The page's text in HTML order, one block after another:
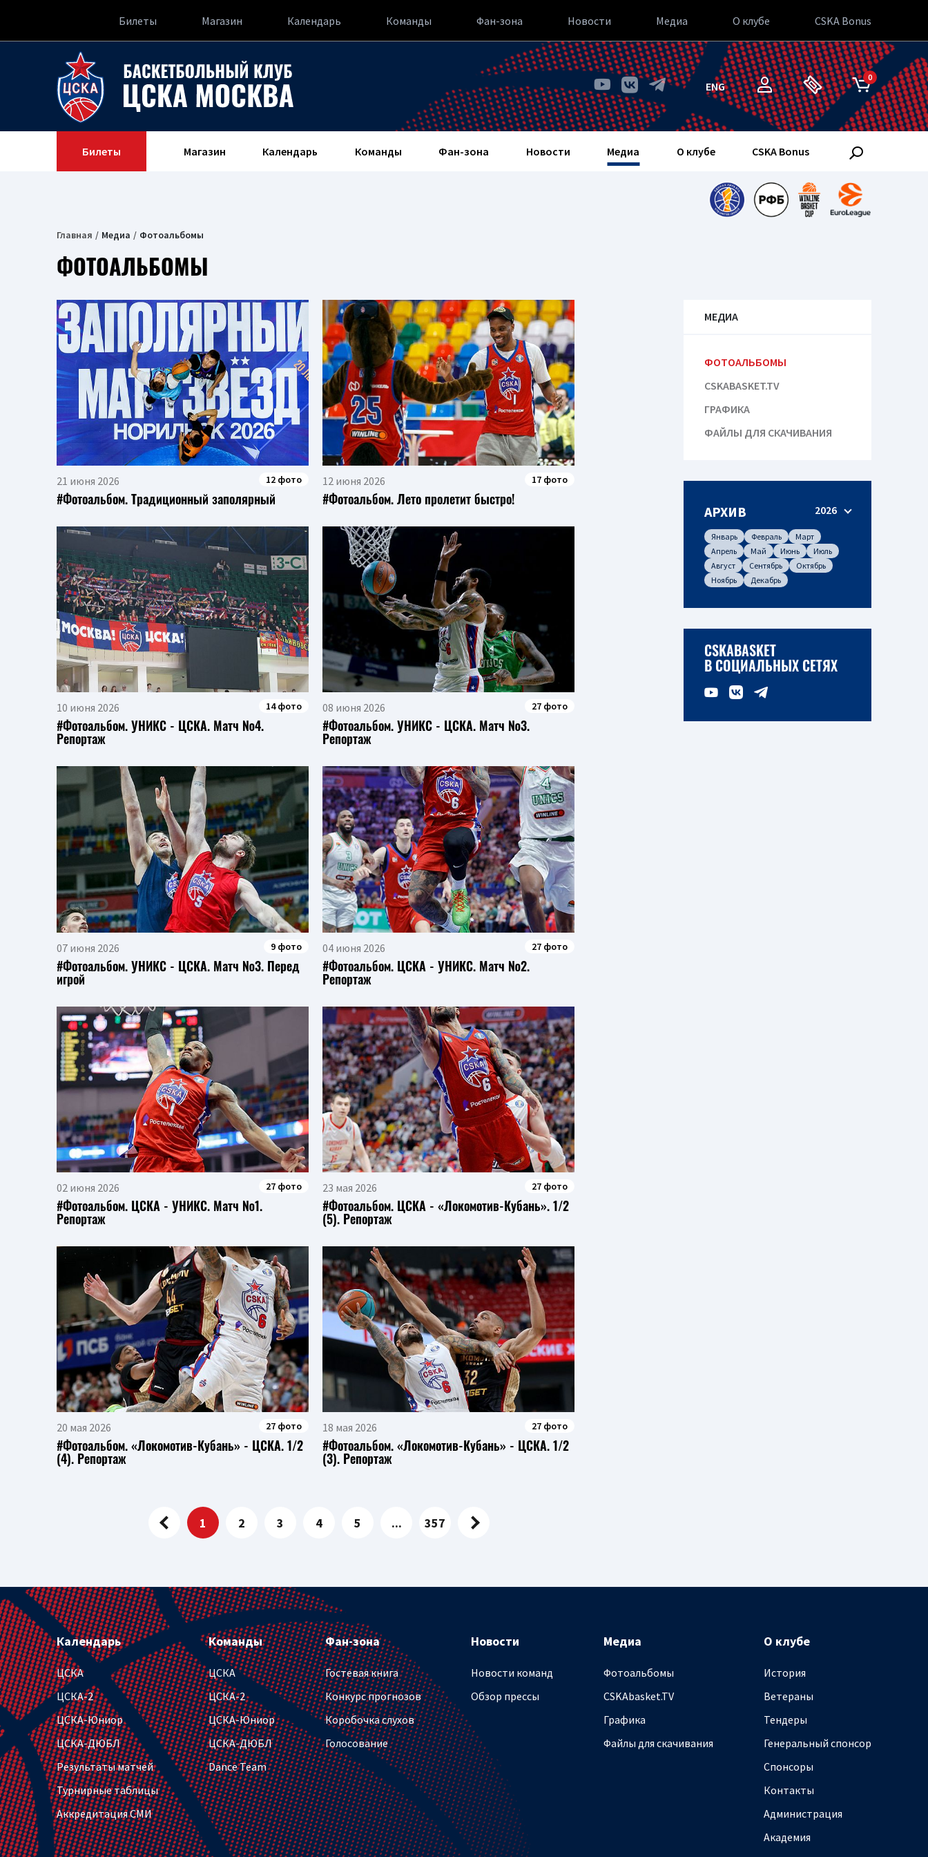
Билеты Магазин Календарь Команды Фан-зона Новости Медиа О клубе CSKA Bonus
ENG
0
Билеты Магазин Календарь Команды Фан-зона Новости Медиа О клубе CSKA Bonus
Главная Медиа Фотоальбомы
ФОТОАЛЬБОМЫ
21 июня 2026 12 фото
#Фотоальбом. Традиционный заполярный
12 июня 2026 17 фото
#Фотоальбом. Лето пролетит быстро!
10 июня 2026 14 фото
#Фотоальбом. УНИКС - ЦСКА. Матч №4.
Репортаж
08 июня 2026 27 фото
#Фотоальбом. УНИКС - ЦСКА. Матч №3.
Репортаж
07 июня 2026 9 фото
#Фотоальбом. УНИКС - ЦСКА. Матч №3. Перед
игрой
04 июня 2026 27 фото
#Фотоальбом. ЦСКА - УНИКС. Матч №2.
Репортаж
02 июня 2026 27 фото
#Фотоальбом. ЦСКА - УНИКС. Матч №1.
Репортаж
23 мая 2026 27 фото
#Фотоальбом. ЦСКА - «Локомотив-Кубань». 1/2
(5). Репортаж
20 мая 2026 27 фото
#Фотоальбом. «Локомотив-Кубань» - ЦСКА. 1/2
(4). Репортаж
18 мая 2026 27 фото
#Фотоальбом. «Локомотив-Кубань» - ЦСКА. 1/2
(3). Репортаж
1 2 3 4 5 ... 357
МЕДИА
ФОТОАЛЬБОМЫ
CSKABASKET.TV
ГРАФИКА
ФАЙЛЫ ДЛЯ СКАЧИВАНИЯ
АРХИВ 2026
Январь Февраль
Март
Апрель
Май Июнь
Июль
Август
Сентябрь
Октябрь
Ноябрь
Декабрь
CSKABASKET
В СОЦИАЛЬНЫХ СЕТЯХ
Календарь
ЦСКА
ЦСКА-2
ЦСКА-Юниор
ЦСКА-ДЮБЛ
Результаты матчей
Турнирные таблицы
Аккредитация СМИ
Команды
ЦСКА
ЦСКА-2
ЦСКА-Юниор
ЦСКА-ДЮБЛ
Dance Team
Фан-зона
Гостевая книга
Конкурс прогнозов
Коробочка слухов
Голосование
Новости
Новости команд
Обзор прессы
Медиа
Фотоальбомы
CSKAbasket.TV
Графика
Файлы для скачивания
О клубе
История
Ветераны
Тендеры
Генеральный спонсор
Спонсоры
Контакты
Администрация
Академия